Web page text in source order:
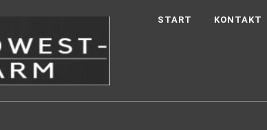
START KONTAKT